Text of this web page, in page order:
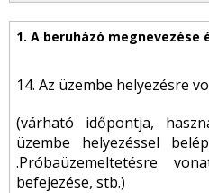
14. Az üzembe helyezésre
(várható időpontja,
üzembe helyezéssel
.Próbaüzemeltetésre
befejezése, stb.)